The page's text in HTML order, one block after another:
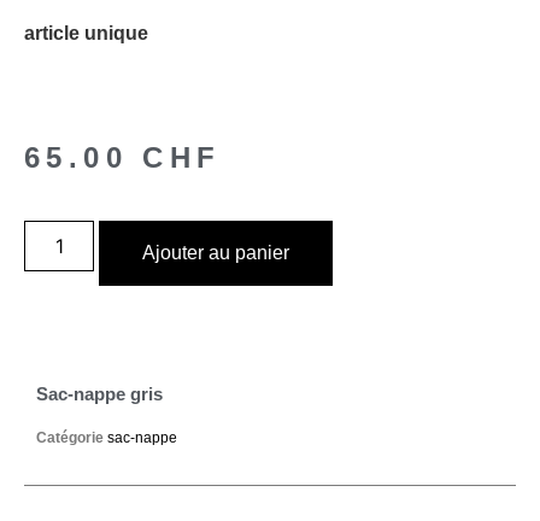
article unique
65.00 CHF
Ajouter au panier
Sac-nappe gris
Catégorie sac-nappe